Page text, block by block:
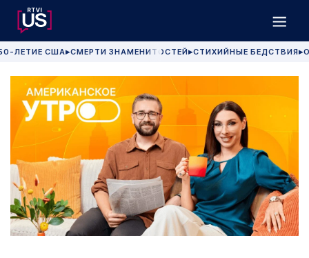
ЛЕТИЕ США▶СМЕРТИ ЗНАМЕНИТОСТЕЙ▶СТИХИЙНЫЕ БЕДСТВИЯ▶